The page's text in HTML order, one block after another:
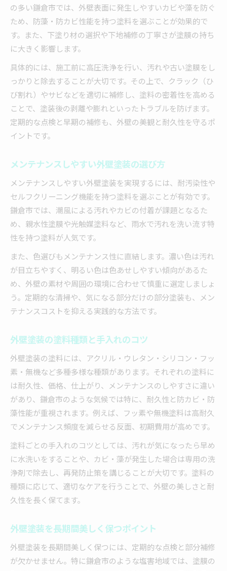
の多い鎌倉市では、外壁表面に発生しやすいカビや藻を防ぐ
ため、防藻・防カビ性能を持つ塗料を選ぶことが効果的で
す。また、下塗り材の選択や下地補修の丁寧さが塗膜の持ち
に大きく影響します。
具体的には、施工前に高圧洗浄を行い、汚れや古い塗膜をし
っかりと除去することが大切です。その上で、クラック（ひ
び割れ）やサビなどを適切に補修し、塗料の密着性を高める
ことで、塗装後の剥離や膨れといったトラブルを防げます。
定期的な点検と早期の補修も、外壁の美観と耐久性を守るポ
イントです。
メンテナンスしやすい外壁塗装の選び方
メンテナンスしやすい外壁塗装を実現するには、耐汚染性や
セルフクリーニング機能を持つ塗料を選ぶことが有効です。
鎌倉市では、潮風による汚れやカビの付着が課題となるた
め、親水性塗膜や光触媒塗料など、雨水で汚れを洗い流す特
性を持つ塗料が人気です。
また、色選びもメンテナンス性に直結します。濃い色は汚れ
が目立ちやすく、明るい色は色あせしやすい傾向があるた
め、外壁の素材や周囲の環境に合わせて慎重に選定しましょ
う。定期的な清掃や、気になる部分だけの部分塗装も、メン
テナンスコストを抑える実践的な方法です。
外壁塗装の塗料種類と手入れのコツ
外壁塗装の塗料には、アクリル・ウレタン・シリコン・フッ
素・無機など多種多様な種類があります。それぞれの塗料に
は耐久性、価格、仕上がり、メンテナンスのしやすさに違い
があり、鎌倉市のような気候では特に、耐久性と防カビ・防
藻性能が重視されます。例えば、フッ素や無機塗料は高耐久
でメンテナンス頻度を減らせる反面、初期費用が高めです。
塗料ごとの手入れのコツとしては、汚れが気になったら早め
に水洗いをすることや、カビ・藻が発生した場合は専用の洗
浄剤で除去し、再発防止策を講じることが大切です。塗料の
種類に応じて、適切なケアを行うことで、外壁の美しさと耐
久性を長く保てます。
外壁塗装を長期間美しく保つポイント
外壁塗装を長期間美しく保つには、定期的な点検と部分補修
が欠かせません。特に鎌倉市のような塩害地域では、塗膜の